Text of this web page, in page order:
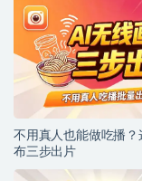
不用真人也能做吃播？
布三步出片